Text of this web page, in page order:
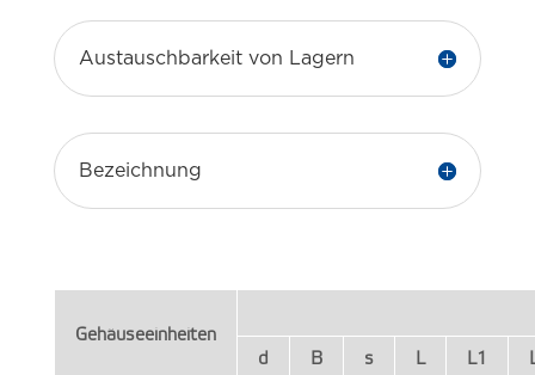
Austauschbarkeit von Lagern
Bezeichnung
Gehäuseeinheiten
d
B s L L1